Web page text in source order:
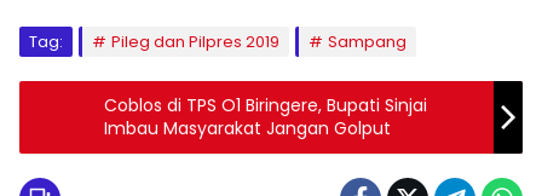
Tag: Pileg dan Pilpres 2019 Sampang
Coblos di TPS O1 Biringere, Bupati Sinjai
Imbau Masyarakat Jangan Golput